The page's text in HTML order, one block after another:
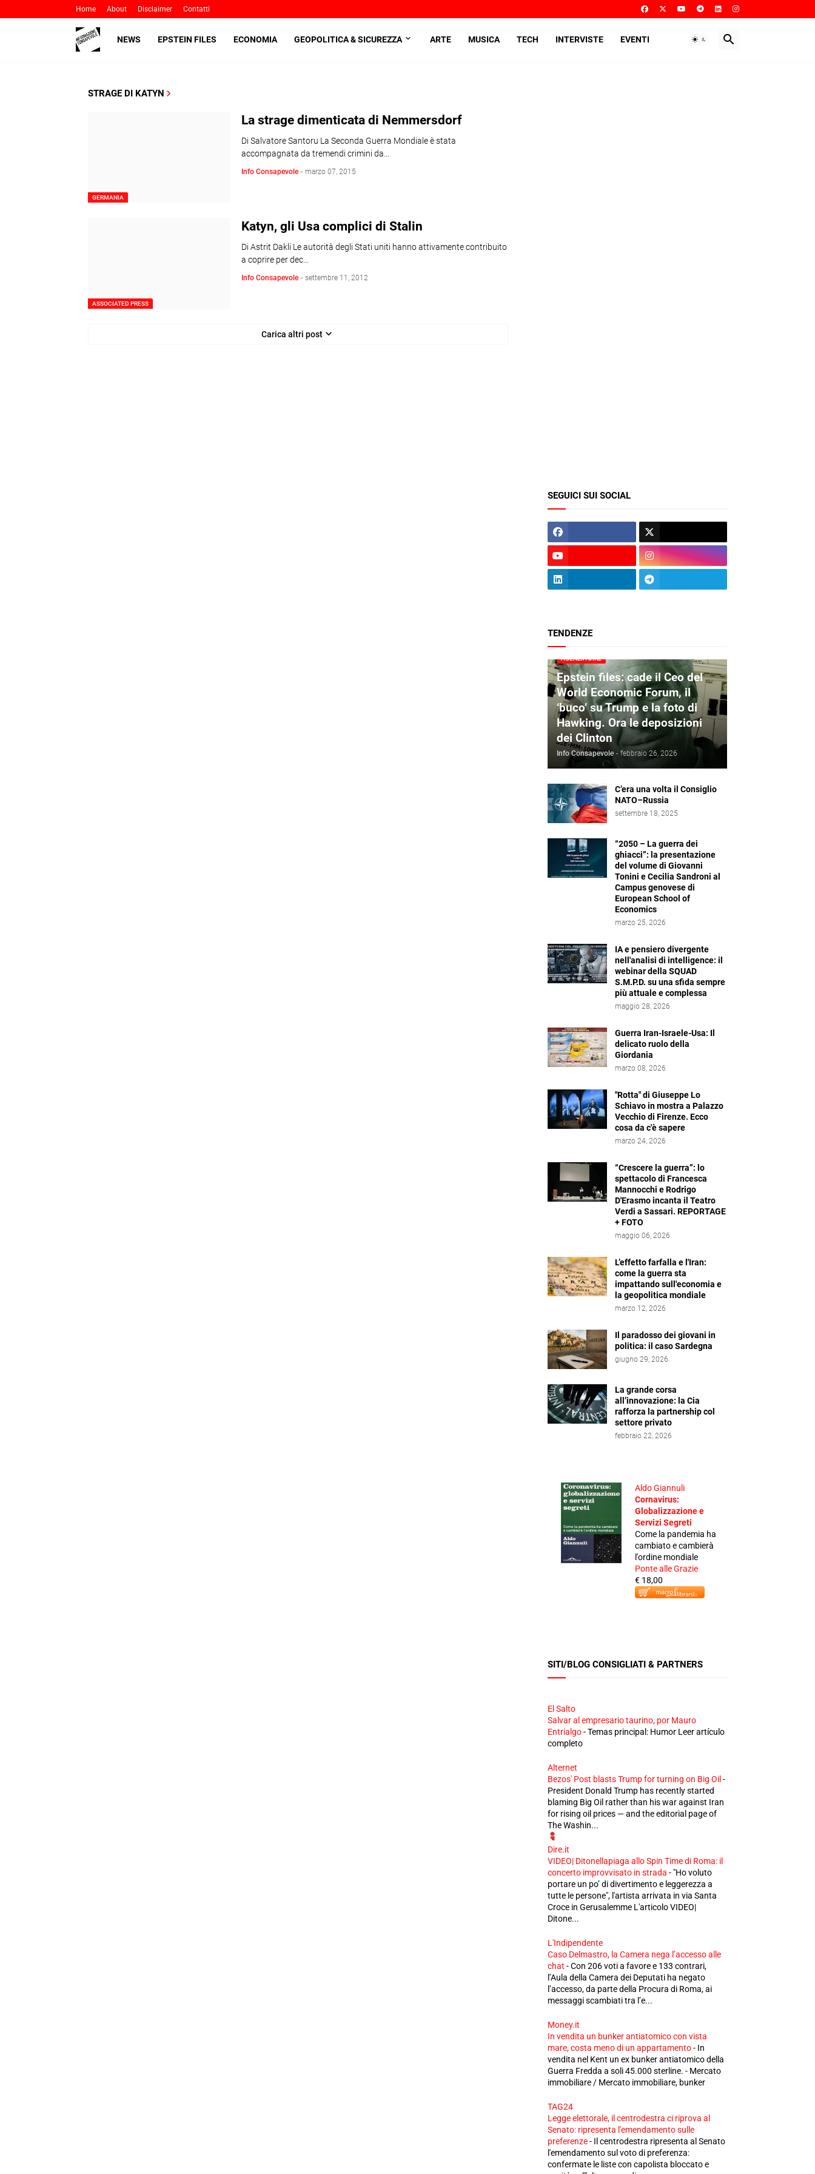
Home About Disclaimer Contatti
NEWS EPSTEIN FILES ECONOMIA GEOPOLITICA & SICUREZZA ARTE MUSICA TECH INTERVISTE EVENTI
STRAGE DI KATYN
GERMANIA
La strage dimenticata di Nemmersdorf
Di Salvatore Santoru La Seconda Guerra Mondiale è stata
accompagnata da tremendi crimini da…
Info Consapevole - marzo 07, 2015
ASSOCIATED PRESS
Katyn, gli Usa complici di Stalin
Di Astrit Dakli Le autorità degli Stati uniti hanno attivamente contribuito
a coprire per dec…
Info Consapevole - settembre 11, 2012
Carica altri post
SEGUICI SUI SOCIAL
TENDENZE
AGENZIA DIRE
Epstein files: cade il Ceo del
World Economic Forum, il
‘buco’ su Trump e la foto di
Hawking. Ora le deposizioni
dei Clinton
Info Consapevole - febbraio 26, 2026
C’era una volta il Consiglio
NATO–Russia
settembre 18, 2025
“2050 – La guerra dei
ghiacci”: la presentazione
del volume di Giovanni
Tonini e Cecilia Sandroni al
Campus genovese di
European School of
Economics
marzo 25, 2026
IA e pensiero divergente
nell'analisi di intelligence: il
webinar della SQUAD
S.M.P.D. su una sfida sempre
più attuale e complessa
maggio 28, 2026
Guerra Iran-Israele-Usa: Il
delicato ruolo della
Giordania
marzo 08, 2026
"Rotta" di Giuseppe Lo
Schiavo in mostra a Palazzo
Vecchio di Firenze. Ecco
cosa da c'è sapere
marzo 24, 2026
“Crescere la guerra”: lo
spettacolo di Francesca
Mannocchi e Rodrigo
D'Erasmo incanta il Teatro
Verdi a Sassari. REPORTAGE
+ FOTO
maggio 06, 2026
L’effetto farfalla e l'Iran:
come la guerra sta
impattando sull'economia e
la geopolitica mondiale
marzo 12, 2026
Il paradosso dei giovani in
politica: il caso Sardegna
giugno 29, 2026
La grande corsa
all’innovazione: la Cia
rafforza la partnership col
settore privato
febbraio 22, 2026
Aldo Giannuli
Cornavirus:
Globalizzazione e
Servizi Segreti
Come la pandemia ha
cambiato e cambierà
l'ordine mondiale
Ponte alle Grazie
€ 18,00
SITI/BLOG CONSIGLIATI & PARTNERS
El Salto
Salvar al empresario taurino, por Mauro
Entrialgo-Temas principal: Humor Leer artículo
completo
Alternet
Bezos' Post blasts Trump for turning on Big Oil -
President Donald Trump has recently started
blaming Big Oil rather than his war against Iran
for rising oil prices — and the editorial page of
The Washin...
Dire.it
VIDEO| Ditonellapiaga allo Spin Time di Roma: il
concerto improvvisato in strada - "Ho voluto
portare un po’ di divertimento e leggerezza a
tutte le persone", l'artista arrivata in via Santa
Croce in Gerusalemme L'articolo VIDEO|
Ditone...
L'Indipendente
Caso Delmastro, la Camera nega l’accesso alle
chat -Con 206 voti a favore e 133 contrari,
l’Aula della Camera dei Deputati ha negato
l’accesso, da parte della Procura di Roma, ai
messaggi scambiati tra l’e...
Money.it
In vendita un bunker antiatomico con vista
mare, costa meno di un appartamento- In
vendita nel Kent un ex bunker antiatomico della
Guerra Fredda a soli 45.000 sterline. - Mercato
immobiliare / Mercato immobiliare, bunker
TAG24
Legge elettorale, il centrodestra ci riprova al
Senato: ripresenta l'emendamento sulle
preferenze- Il centrodestra ripresenta al Senato
l'emendamento sul voto di preferenza:
confermate le liste con capolista bloccato e